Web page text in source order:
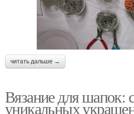
читать дальше →
Вязание для шапок:
уникальных